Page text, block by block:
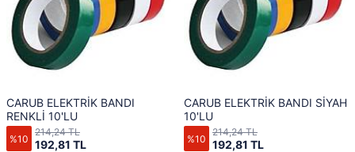
CARUB ELEKTRİK BANDI
RENKLİ 10'LU
%10 192,81 TL
214,24 TL
CARUB ELEKTRİK BANDI SİYAH
10'LU
%10 192,81 TL
214,24 TL